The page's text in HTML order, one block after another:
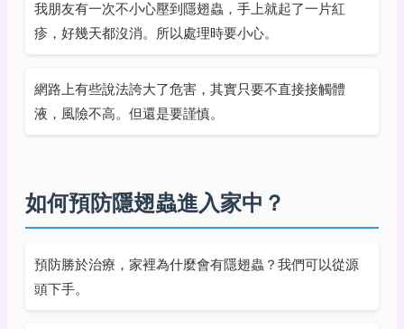
我朋友有一次不小心壓到隱翅蟲，手上就起了一片紅
疹，好幾天都沒消。所以處理時要小心。
網路上有些說法誇大了危害，其實只要不直接接觸體
液，風險不高。但還是要謹慎。
如何預防隱翅蟲進入家中？
預防勝於治療，家裡為什麼會有隱翅蟲？我們可以從源
頭下手。